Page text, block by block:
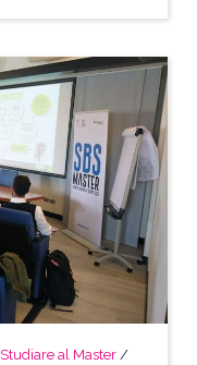
Studiare al Master /